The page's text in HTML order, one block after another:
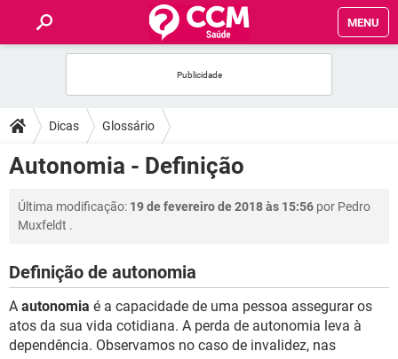
MENU
FÓRUM
SAÚDE
FAMÍLIA
SEXUALIDADE
Dicas Glossário
Autonomia - Definição
Última modificação: 19 de fevereiro de 2018 às 15:56 por Pedro
Muxfeldt .
Definição de autonomia
A autonomia é a capacidade de uma pessoa assegurar os
atos da sua vida cotidiana. A perda de autonomia leva à
dependência. Observamos no caso de invalidez, nas